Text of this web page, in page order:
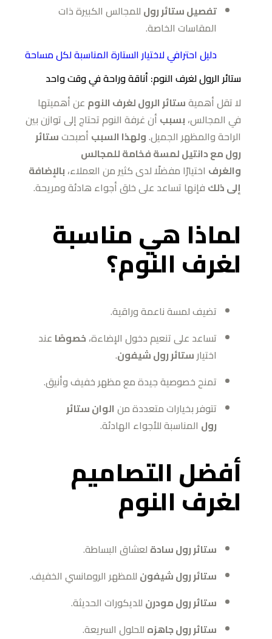
تفصيل ستائر رول للمجالس الكبيرة ذات
المقاسات الخاصة.
دليل احترافي لاختيار الستارة المناسبة لكل مساحة
ستائر الرول لغرف النوم: أناقة وراحة في وقت واحد
لا تقل أهميةستائر الرول لغرف النوم عن أهميتها
في المجالس، بسبب أن غرفة النوم تحتاج إلى توازن بين
الراحة والمظهر الجميل.ولهذا السبب أصبحتستائر
رول مع دانتيل لمسة فخامة للمجالس
والغرف اختيارًا مفضلًا لدى كثير من العملاء، بالإضافة
إلى ذلك فإنها تساعد على خلق أجواء هادئة ومريحة.
لماذا هي مناسبة
لغرف النوم؟
تضيف لمسة ناعمة وراقية.
تساعد على تنعيم دخول الإضاءة، خصوصًا عند
اختيار ستائر رول شيفون.
تمنح خصوصية جيدة مع مظهر خفيف وأنيق.
تتوفر بخيارات متعددة من الوان ستائر
رول المناسبة للأجواء الهادئة.
أفضل التصاميم
لغرف النوم
ستائر رول سادة لعشاق البساطة.
ستائر رول شيفون للمظهر الرومانسي الخفيف.
ستائر رول مودرن للديكورات الحديثة.
ستائر رول جاهزه للحلول السريعة.